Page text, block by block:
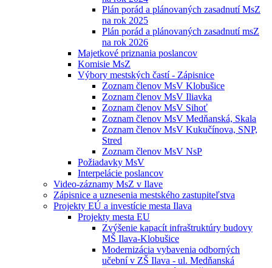
Plán porád a plánovaných zasadnutí MsZ
na rok 2025
Plán porád a plánovaných zasadnutí msZ
na rok 2026
Majetkové priznania poslancov
Komisie MsZ
Výbory mestských častí - Zápisnice
Zoznam členov MsV Klobušice
Zoznam členov MsV Iliavka
Zoznam členov MsV Sihoť
Zoznam členov MsV Medňanská, Skala
Zoznam členov MsV Kukučínova, SNP,
Stred
Zoznam členov MsV NsP
Požiadavky MsV
Interpelácie poslancov
Video-záznamy MsZ v Ilave
Zápisnice a uznesenia mestského zastupiteľstva
Projekty EÚ a investície mesta Ilava
Projekty mesta EU
Zvýšenie kapacít infraštruktúry budovy
MŠ Ilava-Klobušice
Modernizácia vybavenia odborných
učební v ZŠ Ilava - ul. Medňanská